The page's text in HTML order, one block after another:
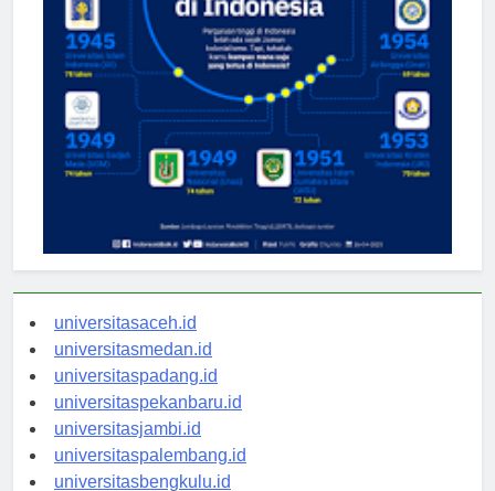
universitasaceh.id
universitasmedan.id
universitaspadang.id
universitaspekanbaru.id
universitasjambi.id
universitaspalembang.id